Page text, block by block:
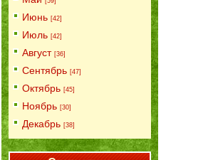
Июнь [42]
Июль [42]
Август [36]
Сентябрь [47]
Октябрь [45]
Ноябрь [30]
Декабрь [38]